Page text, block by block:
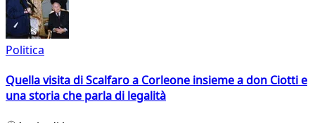
Politica
Quella visita di Scalfaro a Corleone insieme a don Ciotti e
una storia che parla di legalità